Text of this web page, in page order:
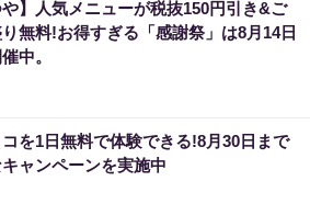
や】人気メニューが税抜150円引き&ご
無料!お得すぎる「感謝祭」は8月14日
中。
コを1日無料で体験できる!8月30日まで
ャンペーンを実施中